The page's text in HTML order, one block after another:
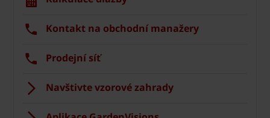
Kontakt na obchodní manažery
Prodejní síť
Navštivte vzorové zahrady